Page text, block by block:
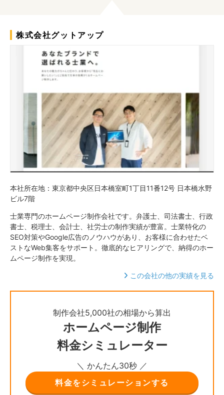
株式会社グットアップ
本社所在地：東京都中央区日本橋室町1丁目11番12号 日本橋水野
ビル7階
士業専門のホームページ制作会社です。弁護士、司法書士、行政
書士、税理士、会計士、社労士の制作実績が豊富。士業特化の
SEO対策やGoogle広告のノウハウがあり、お客様に合わせたベ
ストなWeb集客をサポート。徹底的なヒアリングで、納得のホー
ムページ制作を実現。
この会社の他の実績を見る
制作会社5,000社の相場から算出
ホームページ制作
料金シミュレーター
＼ かんたん30秒 ／
料金をシミュレーションする